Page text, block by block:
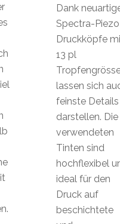
Dank
Spectra-
Druckköpfe
13 pl
lassen sich
feinste Details
darstellen. Die
verwendeten
Tinten sind
hochflexibel
ideal für den
Druck auf
beschichtete